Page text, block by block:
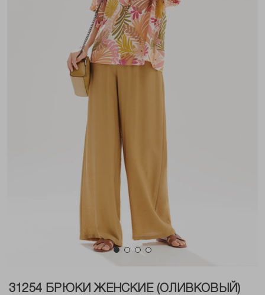
31254 БРЮКИ ЖЕНСКИЕ (ОЛИВКОВЫЙ)